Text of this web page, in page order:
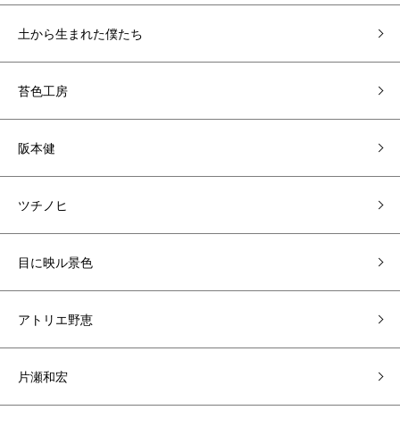
土から生まれた僕たち
苔色工房
阪本健
ツチノヒ
目に映ル景色
アトリエ野恵
片瀬和宏